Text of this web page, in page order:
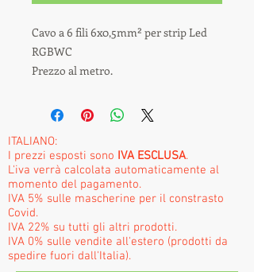
Cavo a 6 fili 6x0,5mm² per strip Led
RGBWC
Prezzo al metro.
ITALIANO:
I prezzi esposti sono IVA ESCLUSA.
L'iva verrà calcolata automaticamente al
momento del pagamento.
IVA 5% sulle mascherine per il constrasto
Covid.
IVA 22% su tutti gli altri prodotti.
IVA 0% sulle vendite all'estero (prodotti da
spedire fuori dall'Italia).